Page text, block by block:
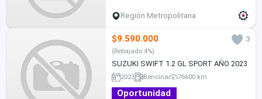
Región Metropolitana
$9.590.000 3
(Rebajado 4%)
SUZUKI SWIFT 1.2 GL SPORT AÑO 2023
2023 Bencina 76600 km
Oportunidad